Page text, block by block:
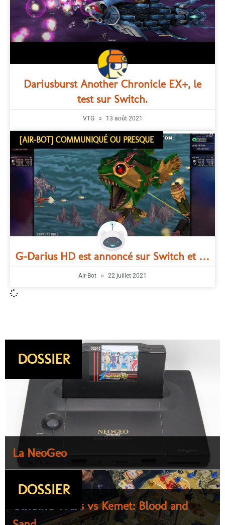
Dariusburst Another Chronicle EX+, le
test sur Switch.
VTG 13 août 2021
[AIR-BOT] COMMUNIQUÉ OU PRESQUE
G-Darius HD est annoncé sur Switch et …
Air-Bot 22 juillet 2021
DOSSIER
La NeoGeo
DOSSIER
Cthulhu Wars vs Kemet: Blood and